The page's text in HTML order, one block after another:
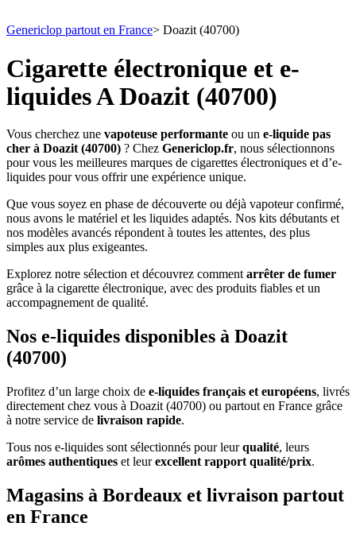
Genericlop partout en France> Doazit (40700)
Cigarette électronique et e-
liquides A Doazit (40700)
Vous cherchez une vapoteuse performante ou un e-liquide pas
cher à Doazit (40700) ? Chez Genericlop.fr, nous sélectionnons
pour vous les meilleures marques de cigarettes électroniques et d’e-
liquides pour vous offrir une expérience unique.
Que vous soyez en phase de découverte ou déjà vapoteur confirmé,
nous avons le matériel et les liquides adaptés. Nos kits débutants et
nos modèles avancés répondent à toutes les attentes, des plus
simples aux plus exigeantes.
Explorez notre sélection et découvrez comment arrêter de fumer
grâce à la cigarette électronique, avec des produits fiables et un
accompagnement de qualité.
Nos e-liquides disponibles à Doazit
(40700)
Profitez d’un large choix de e-liquides français et européens, livrés
directement chez vous à Doazit (40700) ou partout en France grâce
à notre service de livraison rapide.
Tous nos e-liquides sont sélectionnés pour leurqualité, leurs
arômes authentiques et leurexcellent rapport qualité/prix.
Magasins à Bordeaux et livraison partout
en France